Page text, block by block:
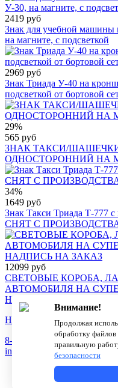
2419 руб
Знак для учебной машины
на магните, с подсветкой
2969 руб
Знак Триада У-40 на
подсветкой от бортовой
29%
565 руб
ЗНАК ТАКСИ/ШАШЕЧКИ
ОДНОСТОРОННИЙ НА
34%
1649 руб
Знак Такси Триада Т-777 с
СНЯТ С
12099 руб
СВЕТОВЫЕ КОРОБА,
АВТОМОБИЛЯ НА
НАДПИСЬ НА ЗАКАЗ
Новости
О компании
8-800-775-18-46
info@antenna.ru
Внимание!
Продолжая
обработку
правильную
безопасности